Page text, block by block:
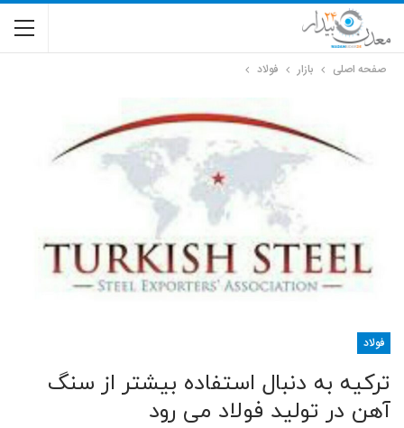
صفحه اصلی بازار فولاد
فولاد
ترکیه به دنبال استفاده بیشتر از سنگ
آهن در تولید فولاد می رود